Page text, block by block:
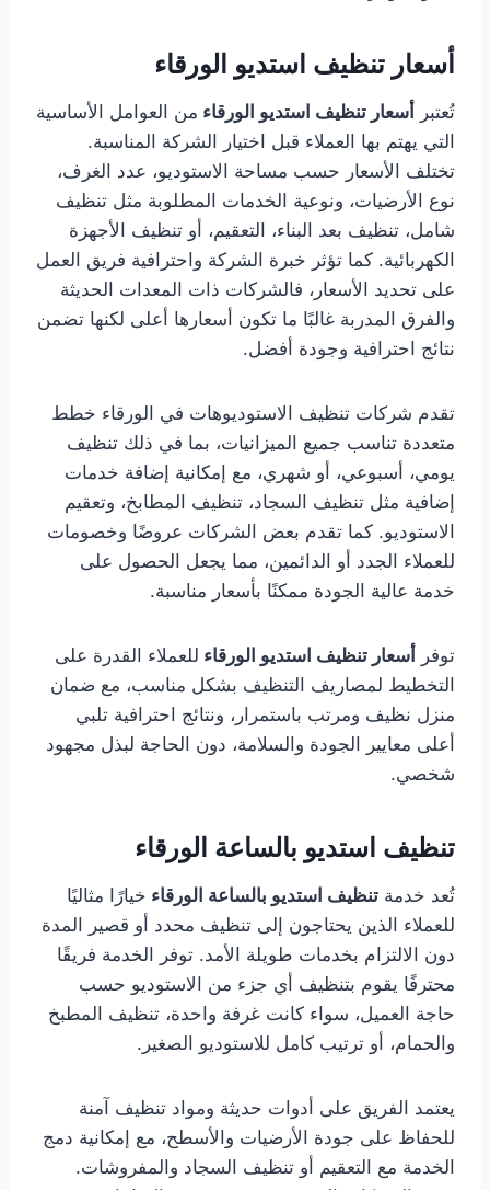
أسعار تنظيف استديو الورقاء
تُعتبر أسعار تنظيف استديو الورقاء من العوامل الأساسية
التي يهتم بها العملاء قبل اختيار الشركة المناسبة.
تختلف الأسعار حسب مساحة الاستوديو، عدد الغرف،
نوع الأرضيات، ونوعية الخدمات المطلوبة مثل تنظيف
شامل، تنظيف بعد البناء، التعقيم، أو تنظيف الأجهزة
الكهربائية. كما تؤثر خبرة الشركة واحترافية فريق العمل
على تحديد الأسعار، فالشركات ذات المعدات الحديثة
والفرق المدربة غالبًا ما تكون أسعارها أعلى لكنها تضمن
نتائج احترافية وجودة أفضل.
تقدم شركات تنظيف الاستوديوهات في الورقاء خطط
متعددة تناسب جميع الميزانيات، بما في ذلك تنظيف
يومي، أسبوعي، أو شهري، مع إمكانية إضافة خدمات
إضافية مثل تنظيف السجاد، تنظيف المطابخ، وتعقيم
الاستوديو. كما تقدم بعض الشركات عروضًا وخصومات
للعملاء الجدد أو الدائمين، مما يجعل الحصول على
خدمة عالية الجودة ممكنًا بأسعار مناسبة.
توفر أسعار تنظيف استديو الورقاء للعملاء القدرة على
التخطيط لمصاريف التنظيف بشكل مناسب، مع ضمان
منزل نظيف ومرتب باستمرار، ونتائج احترافية تلبي
أعلى معايير الجودة والسلامة، دون الحاجة لبذل مجهود
شخصي.
تنظيف استديو بالساعة الورقاء
تُعد خدمة تنظيف استديو بالساعة الورقاء خيارًا مثاليًا
للعملاء الذين يحتاجون إلى تنظيف محدد أو قصير المدة
دون الالتزام بخدمات طويلة الأمد. توفر الخدمة فريقًا
محترفًا يقوم بتنظيف أي جزء من الاستوديو حسب
حاجة العميل، سواء كانت غرفة واحدة، تنظيف المطبخ
والحمام، أو ترتيب كامل للاستوديو الصغير.
يعتمد الفريق على أدوات حديثة ومواد تنظيف آمنة
للحفاظ على جودة الأرضيات والأسطح، مع إمكانية دمج
الخدمة مع التعقيم أو تنظيف السجاد والمفروشات.